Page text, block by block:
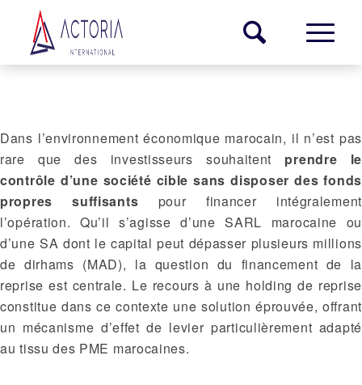
Dans l’environnement économique marocain, il n’est pas
rare que des investisseurs souhaitent prendre le
contrôle d’une société cible sans disposer des fonds
propres suffisants pour financer intégralement
l’opération. Qu’il s’agisse d’une SARL marocaine ou
d’une SA dont le capital peut dépasser plusieurs millions
de dirhams (MAD), la question du financement de la
reprise est centrale. Le recours à une holding de reprise
constitue dans ce contexte une solution éprouvée, offrant
un mécanisme d’effet de levier particulièrement adapté
au tissu des PME marocaines.